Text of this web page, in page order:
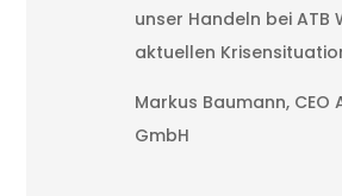
unser Handeln bei ATB
aktuellen
Markus Baumann, CEO
GmbH